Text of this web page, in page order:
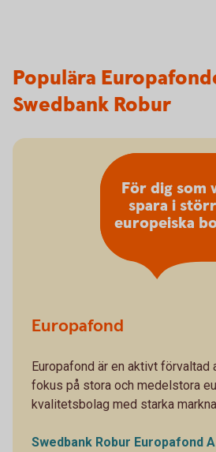
Populära
Swedbank Robur
Europafond
Europafond är en aktivt förvaltad
fokus på stora och medelstora
kvalitetsbolag med starka
Swedbank Robur Europafond
För dig som
spara i
europeiska